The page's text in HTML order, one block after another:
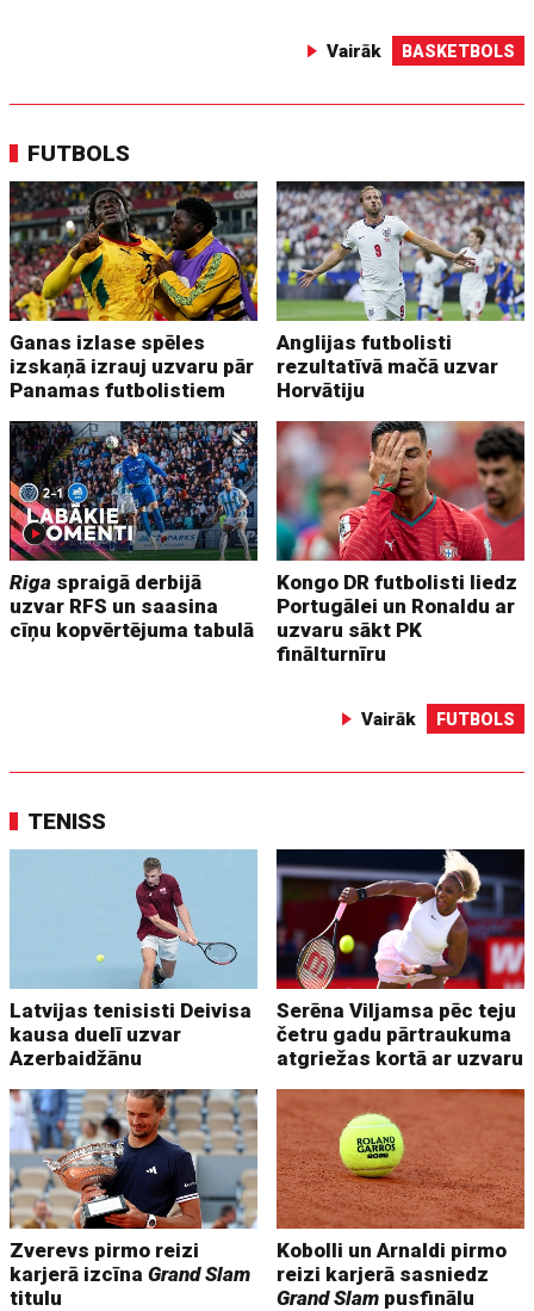
Vairāk BASKETBOLS
FUTBOLS
Ganas izlase spēles
izskaņā izrauj uzvaru pār
Panamas futbolistiem
Anglijas futbolisti
rezultatīvā mačā uzvar
Horvātiju
Riga spraigā derbijā
uzvar RFS un saasina
cīņu kopvērtējuma tabulā
Kongo DR futbolisti liedz
Portugālei un Ronaldu ar
uzvaru sākt PK
finālturnīru
Vairāk FUTBOLS
TENISS
Latvijas tenisisti Deivisa
kausa duelī uzvar
Azerbaidžānu
Serēna Viljamsa pēc teju
četru gadu pārtraukuma
atgriežas kortā ar uzvaru
Zverevs pirmo reizi
karjerā izcīnaGrand Slam
titulu
Kobolli un Arnaldi pirmo
reizi karjerā sasniedz
Grand Slam pusfinālu